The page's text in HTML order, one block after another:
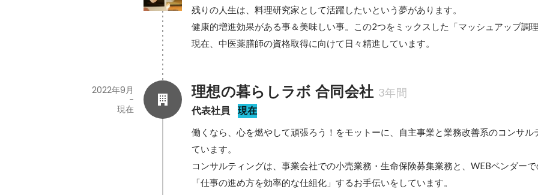
残りの人生は、料理研究家として活躍したいという夢があります。
健康的増進効果がある事＆美味しい事。この2つをミックスした「マッシュアップ調
現在、中医薬膳師の資格取得に向けて日々精進しています。
理想の暮らしラボ 合同会社 3年間
代表社員 現在
2022年9月
-
現在
働くなら、心を燃やして頑張ろう！をモットーに、自主事業と業務改善系のコンサル
ています。
コンサルティングは、事業会社での小売業務・生命保険募集業務と、WEBベンダー
「仕事の進め方を効率的な仕組化」するお手伝いをしています。